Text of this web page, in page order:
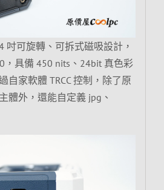
吋可旋轉、可拆式磁吸設計，
，具備 450 nits、24bit 真色彩
自家軟體 TRCC 控制，除了原
體外，還能自定義 jpg、